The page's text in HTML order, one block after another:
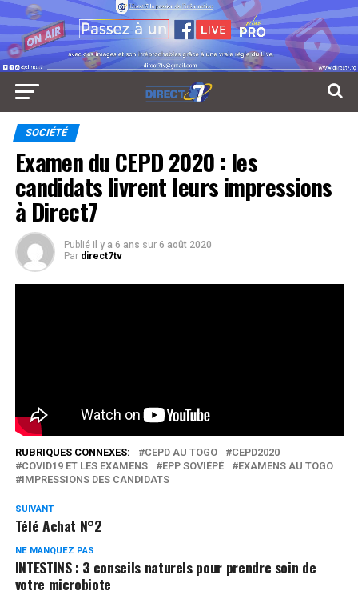
SOCIÉTÉ
Examen du CEPD 2020 : les
candidats livrent leurs impressions
à Direct7
Publié il y a 6 ans sur 6 août 2020
Par direct7tv
RUBRIQUES CONNEXES: CEPD AU TOGO
CEPD2020
COVID19 ET LES EXAMENS
EPP SOVIÉPÉ
EXAMENS AU TOGO
IMPRESSIONS DES CANDIDATS
SUIVANT
Télé Achat N°2
NE MANQUEZ PAS
INTESTINS : 3 conseils naturels pour prendre soin de
votre microbiote